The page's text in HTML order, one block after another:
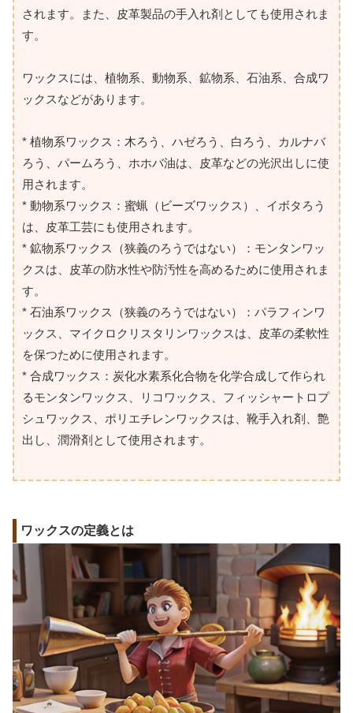
されます。また、皮革製品の手入れ剤としても使用されま
す。
ワックスには、植物系、動物系、鉱物系、石油系、合成ワ
ックスなどがあります。
* 植物系ワックス：木ろう、ハゼろう、白ろう、カルナバ
ろう、パームろう、ホホバ油は、皮革などの光沢出しに使
用されます。
* 動物系ワックス：蜜蝋（ビーズワックス）、イボタろう
は、皮革工芸にも使用されます。
* 鉱物系ワックス（狭義のろうではない）：モンタンワッ
クスは、皮革の防水性や防汚性を高めるために使用されま
す。
* 石油系ワックス（狭義のろうではない）：パラフィンワ
ックス、マイクロクリスタリンワックスは、皮革の柔軟性
を保つために使用されます。
* 合成ワックス：炭化水素系化合物を化学合成して作られ
るモンタンワックス、リコワックス、フィッシャートロプ
シュワックス、ポリエチレンワックスは、靴手入れ剤、艶
出し、潤滑剤として使用されます。
ワックスの定義とは